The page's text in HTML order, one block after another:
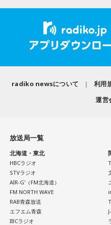
キャンベル「で、今年の5月2
連のその会議で、NGOの協議
にノーベル平和賞を獲った日
この濱住さんという方は、広
被爆された時にどういう状況
んという方が『ノー・モア・
マ、ノー・モア・ヒバクシャ
濱住さんが継承して言ったわけ
その『被爆者』という言葉が
んが82年に作ったわけです」
武田 「そうですね」
■河合郁人の“ガチ”なファン視
当日、べルーナドームからお
ウンサーとともに、あふれる
の視点を交え、試合の見どこ
また、テレビ埼玉の応援番組
企画も実施予定。河合の取材
ではの視点で紐解くライオン
双方から発信する（詳細は後日
＜河合郁人 コメント＞
『LIONS CHANNEL』MCの河
radiko newsについて 利用
運営
放送局一覧
北海道・東北
HBCラジオ
STVラジオ
AIR-G'（FM北海道）
FM NORTH WAVE
RAB青森放送
エフエム青森
IBCラジオ